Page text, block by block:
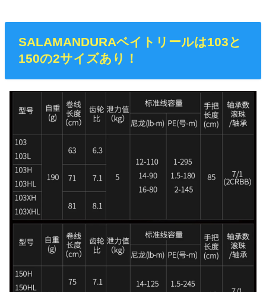
SALAMANDURAベイトリールは103と
150の2サイズあり！